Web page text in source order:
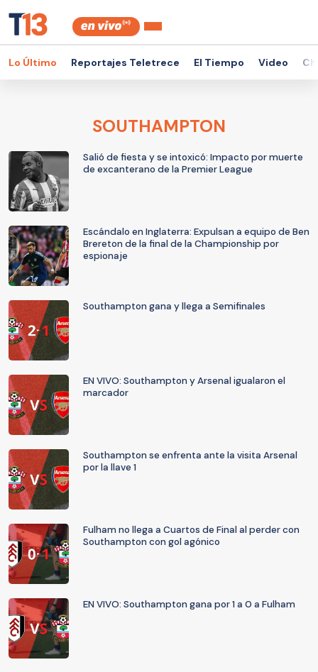
Lo Último Reportajes Teletrece El Tiempo Video
SOUTHAMPTON
Salió de fiesta y se intoxicó: Impacto por muerte
de excanterano de la Premier League
Escándalo en Inglaterra: Expulsan a equipo de Ben
Brereton de la final de la Championship por
espionaje
Southampton gana y llega a Semifinales
EN VIVO: Southampton y Arsenal igualaron el
marcador
Southampton se enfrenta ante la visita Arsenal
por la llave 1
Fulham no llega a Cuartos de Final al perder con
Southampton con gol agónico
EN VIVO: Southampton gana por 1 a 0 a Fulham